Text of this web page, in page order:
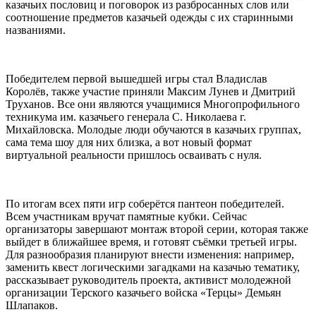
казачьих пословиц и поговорок из разбросанных слов или
соотношение предметов казачьей одежды с их старинными
названиями.
Победителем первой вышедшей игры стал Владислав
Королёв, также участие приняли Максим Лунев и Дмитрий
Труханов. Все они являются учащимися Многопрофильного
техникума им. казачьего генерала С. Николаева г.
Михайловска. Молодые люди обучаются в казачьих группах,
сама тема шоу для них близка, а вот новый формат
виртуальной реальности пришлось осваивать с нуля.
По итогам всех пяти игр соберётся пантеон победителей.
Всем участникам вручат памятные кубки. Сейчас
организаторы завершают монтаж второй серии, которая также
выйдет в ближайшее время, и готовят съёмки третьей игры.
Для разнообразия планируют внести изменения: например,
заменить квест логическими загадками на казачью тематику,
рассказывает руководитель проекта, активист молодежной
организации Терского казачьего войска «Терцы» Демьян
Шлапаков.